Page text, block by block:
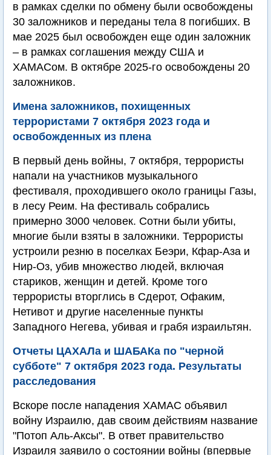
в рамках сделки по обмену были освобождены
30 заложников и переданы тела 8 погибших. В
мае 2025 был освобожден еще один заложник
– в рамках соглашения между США и
ХАМАСом. В октябре 2025-го освобождены 20
заложников.
Имена заложников, похищенных
террористами 7 октября 2023 года и
освобожденных из плена
В первый день войны, 7 октября, террористы
напали на участников музыкального
фестиваля, проходившего около границы Газы,
в лесу Реим. На фестиваль собрались
примерно 3000 человек. Сотни были убиты,
многие были взяты в заложники. Террористы
устроили резню в поселках Беэри, Кфар-Аза и
Нир-Оз, убив множество людей, включая
стариков, женщин и детей. Кроме того
террористы вторглись в Сдерот, Офаким,
Нетивот и другие населенные пункты
Западного Негева, убивая и грабя израильтян.
Отчеты ЦАХАЛа и ШАБАКа по "черной
субботе" 7 октября 2023 года. Результаты
расследования
Вскоре после нападения ХАМАС объявил
войну Израилю, дав своим действиям название
"Потоп Аль-Аксы". В ответ правительство
Израиля заявило о состоянии войны (впервые